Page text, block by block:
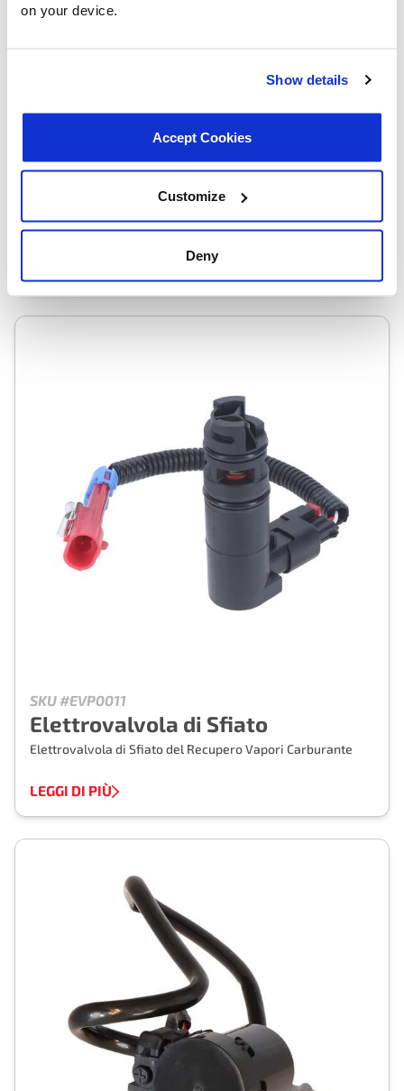
on your device.
Show details
Accept Cookies
Customize
Deny
SKU #EVP0010
Elettrovalvola di Sfiato
Elettrovalvola di Sfiato del Recupero Vapori Carburante
SKU #EVP0011
Elettrovalvola di Sfiato
Elettrovalvola di Sfiato del Recupero Vapori Carburante
LEGGI DI PIÙ